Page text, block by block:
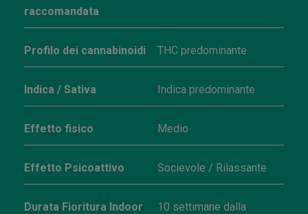
raccomandata
Profilo dei cannabinoidi THC predominante
Indica / Sativa Indica predominante
Effetto fisico Medio
Effetto Psicoattivo Socievole / Rilassante
Durata Fioritura Indoor
10 settimane dalla